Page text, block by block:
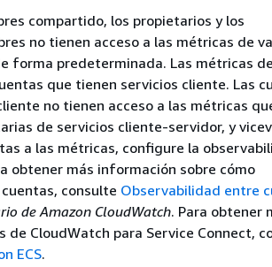
compartido, los propietarios y los
no tienen acceso a las métricas de
forma predeterminada. Las métricas de
que tienen servicios cliente. Las
no tienen acceso a las métricas
de servicios cliente-servidor, y
a las métricas, configure la
obtener más información sobre cómo
consulte Observabilidad entre
de Amazon CloudWatch. Para obtener
CloudWatch para Service Connect,
ECS.